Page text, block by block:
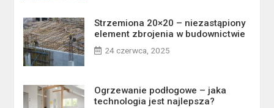
Strzemiona 20×20 – niezastąpiony
element zbrojenia w budownictwie
24 czerwca, 2025
Ogrzewanie podłogowe – jaka
technologia jest najlepsza?